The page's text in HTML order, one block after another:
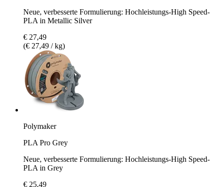
Neue, verbesserte Formulierung: Hochleistungs-High Speed-
PLA in Metallic Silver
€ 27,49
(€ 27,49 / kg)
Polymaker
PLA Pro Grey
Neue, verbesserte Formulierung: Hochleistungs-High Speed-
PLA in Grey
€ 25,49